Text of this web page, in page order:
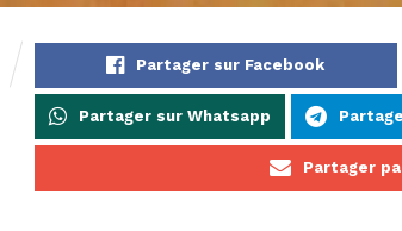
Partager sur Facebook
Partager sur Whatsapp
Partager